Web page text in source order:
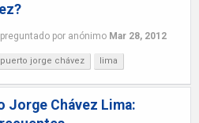
preguntado por anónimo Mar 28, 2012
jorge chávez lima
Jorge Chávez Lima: